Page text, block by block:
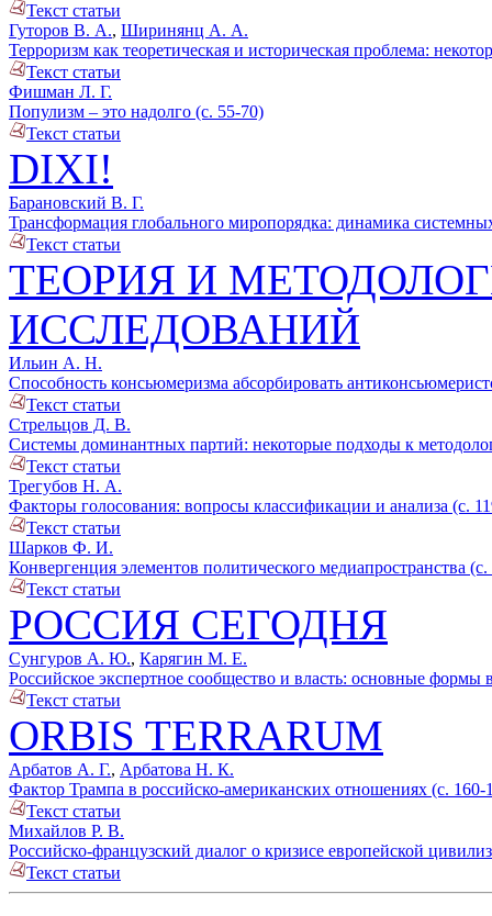
Текст статьи
Гуторов В. А., Ширинянц А. А.
Терроризм как теоретическая и историческая проблема:
Текст статьи
Фишман Л. Г.
Популизм – это надолго (с. 55-70)
Текст статьи
DIXI!
Барановский В. Г.
Трансформация глобального миропорядка: динамика
Текст статьи
ТЕОРИЯ И
ИССЛЕДОВАНИЙ
Ильин А. Н.
Способность консьюмеризма абсорбировать
Текст статьи
Стрельцов Д. В.
Системы доминантных партий: некоторые подходы к
Текст статьи
Трегубов Н. А.
Факторы голосования: вопросы классификации и анализа (с.
Текст статьи
Шарков Ф. И.
Конвергенция элементов политического медиапространства
Текст статьи
РОССИЯ СЕГОДНЯ
Сунгуров А. Ю., Карягин М. Е.
Российское экспертное сообщество и власть: основные формы
Текст статьи
ORBIS TERRARUM
Арбатов А. Г., Арбатова Н. К.
Фактор Трампа в российско-американских отношениях (с. 160-
Текст статьи
Михайлов Р. В.
Российско-французский диалог о кризисе европейской
Текст статьи